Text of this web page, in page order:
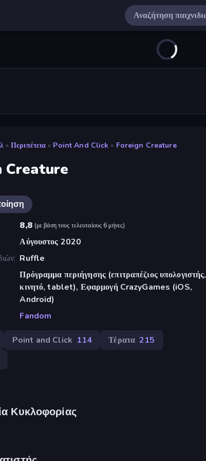
» Περιπέτεια » Point And Click » Foreign Creature
Creature
8,8 (με βάση τους τελευταίους 6 μήνες)
Αύγουστος 2020
Ruffle
Πρόγραμμα περιήγησης (επιτραπέζιος υπολογιστής,
κινητό, tablet), Εφαρμογή CrazyGames (iOS,
Android)
Fandom
Point and Click 114 Τέρατα 215
Κυκλοφορίας